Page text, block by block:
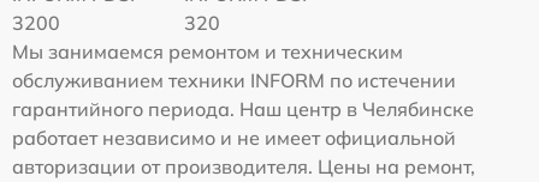
3200
320
Мы занимаемся ремонтом и техническим
обслуживанием техники INFORM по истечении
гарантийного периода. Наш центр в Челябинске
работает независимо и не имеет официальной
авторизации от производителя. Цены на ремонт,